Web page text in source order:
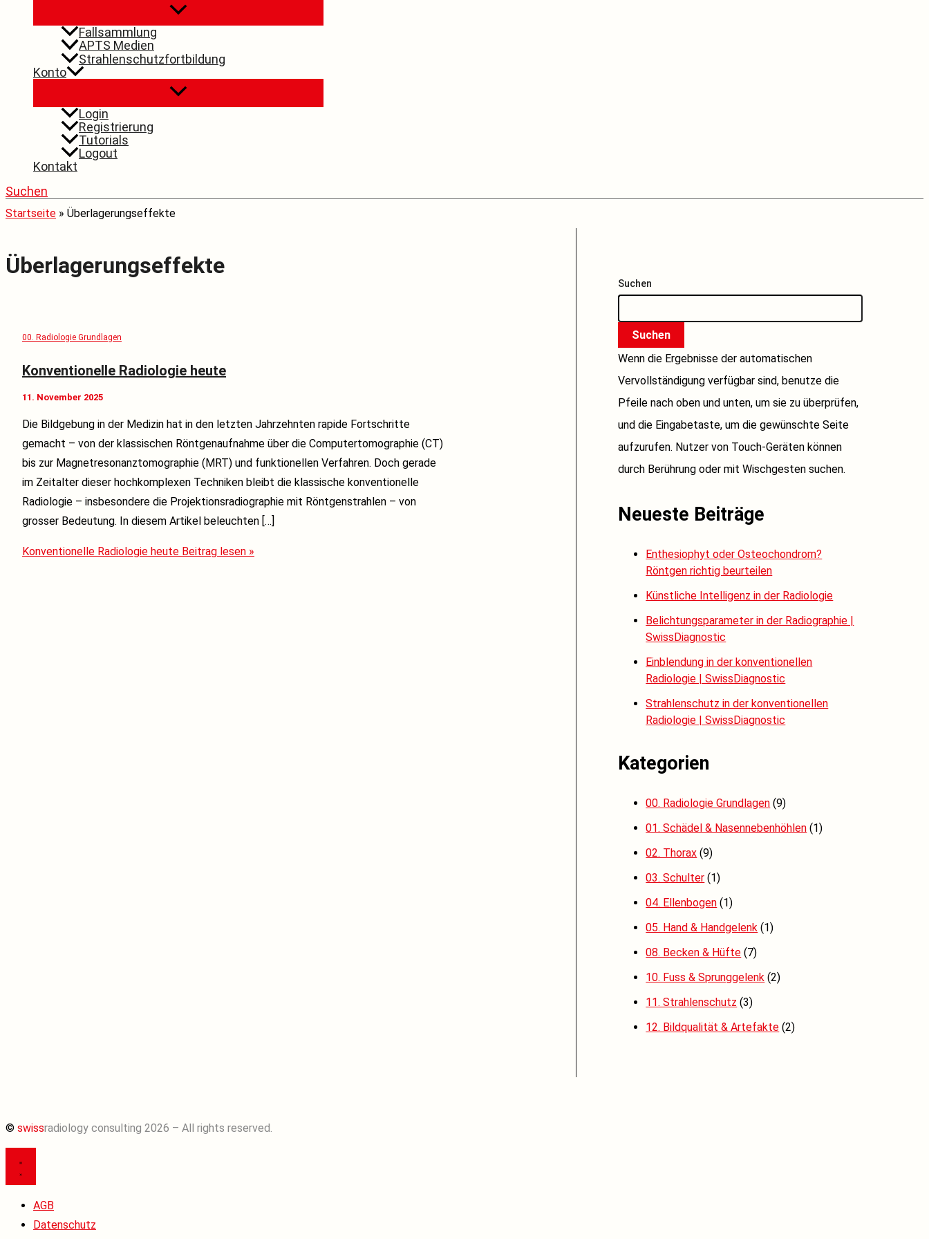
Fallsammlung
APTS Medien
Strahlenschutzfortbildung
Konto
Login
Registrierung
Tutorials
Logout
Kontakt
Suchen
Startseite » Überlagerungseffekte
Überlagerungseffekte
00. Radiologie Grundlagen
Konventionelle Radiologie heute
11. November 2025
Die Bildgebung in der Medizin hat in den letzten Jahrzehnten rapide Fortschritte
gemacht – von der klassischen Röntgenaufnahme über die Computertomographie (CT)
bis zur Magnetresonanztomographie (MRT) und funktionellen Verfahren. Doch gerade
im Zeitalter dieser hochkomplexen Techniken bleibt die klassische konventionelle
Radiologie – insbesondere die Projektionsradiographie mit Röntgenstrahlen – von
grosser Bedeutung. In diesem Artikel beleuchten […]
Konventionelle Radiologie heute Beitrag lesen »
Suchen
Suchen
Wenn die Ergebnisse der automatischen
Vervollständigung verfügbar sind, benutze die
Pfeile nach oben und unten, um sie zu überprüfen,
und die Eingabetaste, um die gewünschte Seite
aufzurufen. Nutzer von Touch-Geräten können
durch Berührung oder mit Wischgesten suchen.
Neueste Beiträge
Enthesiophyt oder Osteochondrom?
Röntgen richtig beurteilen
Künstliche Intelligenz in der Radiologie
Belichtungsparameter in der Radiographie |
SwissDiagnostic
Einblendung in der konventionellen
Radiologie | SwissDiagnostic
Strahlenschutz in der konventionellen
Radiologie | SwissDiagnostic
Kategorien
00. Radiologie Grundlagen (9)
01. Schädel & Nasennebenhöhlen (1)
02. Thorax (9)
03. Schulter (1)
04. Ellenbogen (1)
05. Hand & Handgelenk (1)
08. Becken & Hüfte (7)
10. Fuss & Sprunggelenk (2)
11. Strahlenschutz (3)
12. Bildqualität & Artefakte (2)
© swissradiology consulting 2026 – All rights reserved.
AGB
Datenschutz